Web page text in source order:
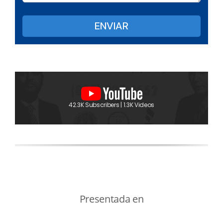
42.3K Subscribers | 1.3K Videos
Presentada en